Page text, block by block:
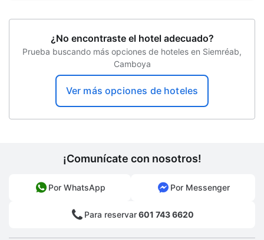
¿No encontraste el hotel adecuado?
Prueba buscando más opciones de hoteles en Siemréab,
Camboya
Ver más opciones de hoteles
¡Comunícate con nosotros!
Por WhatsApp Por Messenger
Para reservar601 743 6620